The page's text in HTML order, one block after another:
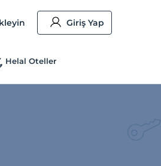
Giriş Yap
Helal Oteller